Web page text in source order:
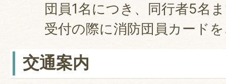
団員1名につき、同行者5名
受付の際に消防団員カード
交通案内